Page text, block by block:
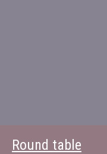
Round table